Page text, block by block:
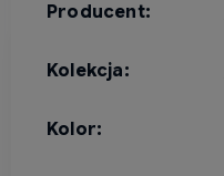
Producent:
Kolekcja:
Kolor: